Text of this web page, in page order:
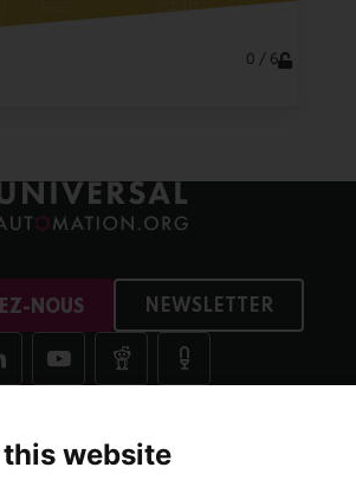
0 / 6
Plus
NOUS NEWSLETTER
website